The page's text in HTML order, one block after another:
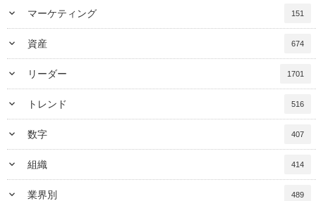
keyboard_arrow_down マーケティング 151
keyboard_arrow_down 資産 674
keyboard_arrow_down リーダー 1701
keyboard_arrow_down トレンド 516
keyboard_arrow_down 数字 407
keyboard_arrow_down 組織 414
keyboard_arrow_down 業界別 489